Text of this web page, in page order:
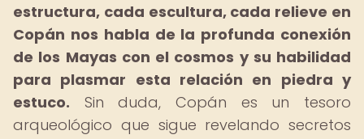
estructura, cada escultura, cada relieve en
Copán nos habla de la profunda conexión
de los Mayas con el cosmos y su habilidad
para plasmar esta relación en piedra y
estuco. Sin duda, Copán es un tesoro
arqueológico que sigue revelando secretos